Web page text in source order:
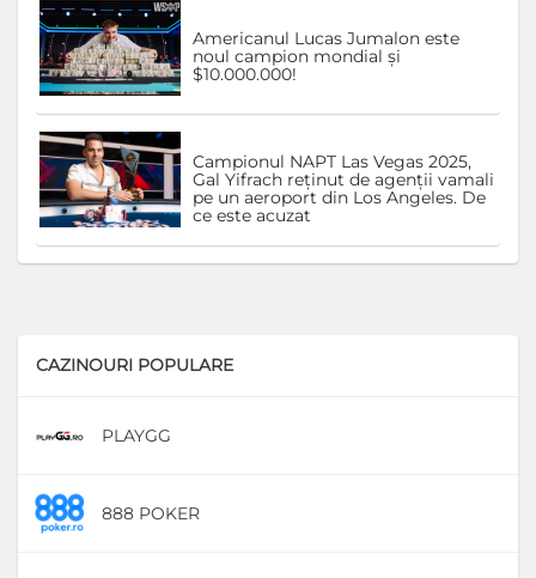
Americanul Lucas Jumalon este
noul campion mondial și
$10.000.000!
Campionul NAPT Las Vegas 2025,
Gal Yifrach reținut de agenții vamali
pe un aeroport din Los Angeles. De
ce este acuzat
CAZINOURI POPULARE
PLAYGG
888 POKER